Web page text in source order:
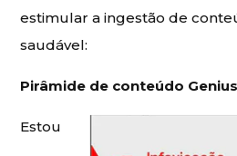
estimular a ingestão de
saudável:
Pirâmide de conteúdo
Estou